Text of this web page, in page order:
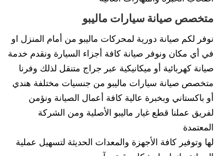
متخصص صيانة سيارات ماليبو
نوفر لكم صيانة دورية لمحركات ماليبو من أمام المنزل او
في أي مكان ونوفر صيانة كافة أجزاء السيارة ونقدم خدمة
صيانة كهربائية أو ميكانيكية عبر جراج متنقل لذلك وفرنا
متخصص صيانة سيارات ماليبو من جنسيات مختلفة هندي
أو باكستاني وبخبرة عالية كافة أعمال الصيانة ونؤمن
لفريق عملنا قطع غيار ماليبو الأصلية ومن الشركة
المعتمدة
لها وتوفير كافة الأجهزة والمعدات الحديثة لتسهيل عملية